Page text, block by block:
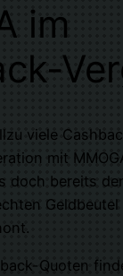
im
viele
mit
doch bereits
Geldbeutel
Quoten